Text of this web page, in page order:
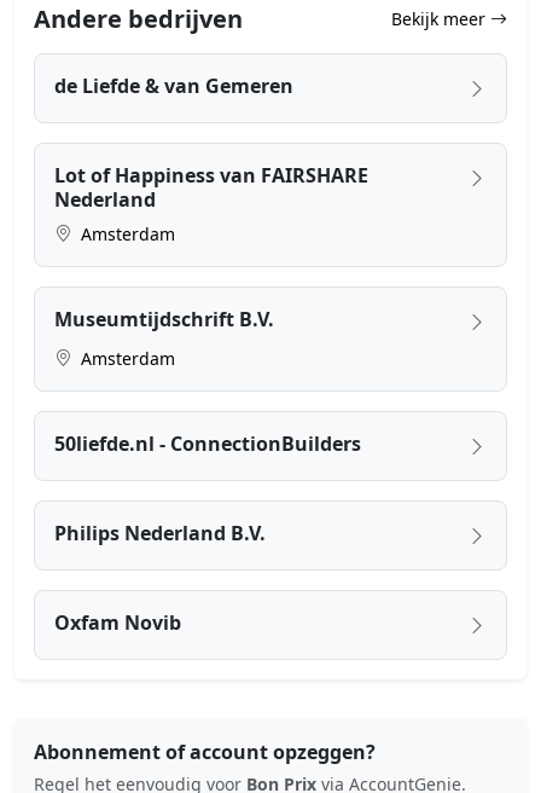
Andere bedrijven Bekijk meer
de Liefde & van Gemeren
Lot of Happiness van FAIRSHARE
Nederland
Amsterdam
Museumtijdschrift B.V.
Amsterdam
50liefde.nl - ConnectionBuilders
Philips Nederland B.V.
Oxfam Novib
Abonnement of account opzeggen?
Regel het eenvoudig voor Bon Prix via AccountGenie.